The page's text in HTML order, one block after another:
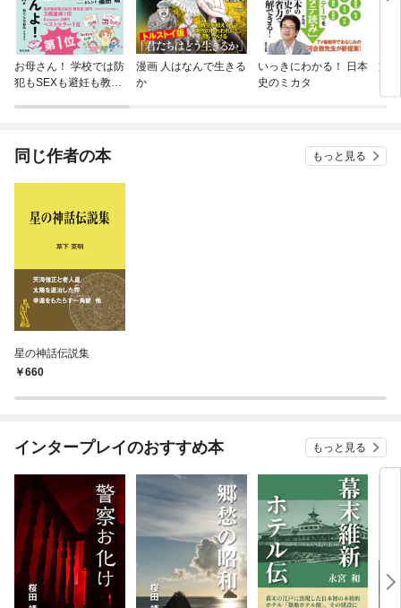
お母さん！ 学校では防
犯もSEXも避妊も教え
漫画 人はなんで生きる
か
いっきにわかる！ 日本
史のミカタ
粛
同じ作者の本 もっと見る
星の神話伝説集
660
インタープレイのおすすめ本 もっと見る